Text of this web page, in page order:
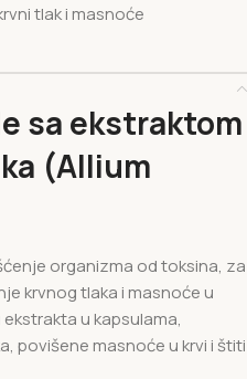
tlak i masnoće
sa ekstraktom
(Allium
organizma od toksina, za
krvnog tlaka i masnoće u
u kapsulama,
povišene masnoće u krvi i štiti